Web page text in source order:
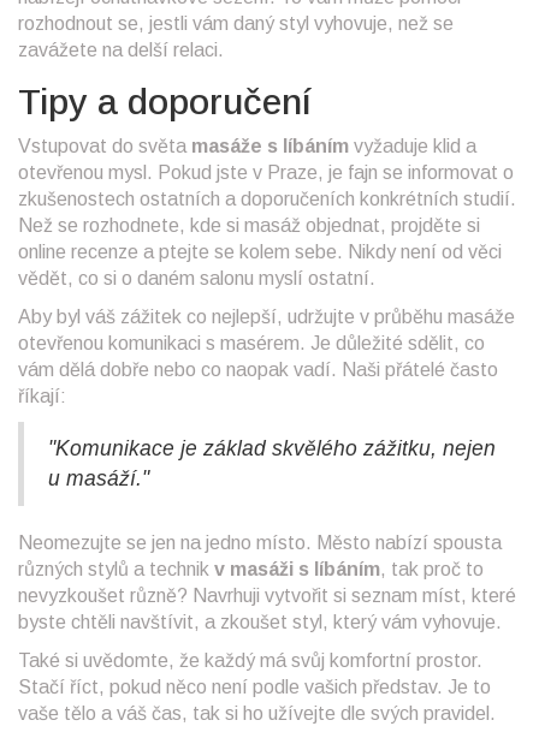
rozhodnout se, jestli vám daný styl vyhovuje, než se
zavážete na delší relaci.
Tipy a doporučení
Vstupovat do světa masáže s líbáním vyžaduje klid a
otevřenou mysl. Pokud jste v Praze, je fajn se informovat o
zkušenostech ostatních a doporučeních konkrétních studií.
Než se rozhodnete, kde si masáž objednat, projděte si
online recenze a ptejte se kolem sebe. Nikdy není od věci
vědět, co si o daném salonu myslí ostatní.
Aby byl váš zážitek co nejlepší, udržujte v průběhu masáže
otevřenou komunikaci s masérem. Je důležité sdělit, co
vám dělá dobře nebo co naopak vadí. Naši přátelé často
říkají:
"Komunikace je základ skvělého zážitku, nejen
u masáží."
Neomezujte se jen na jedno místo. Město nabízí spousta
různých stylů a technik v masáži s líbáním, tak proč to
nevyzkoušet různě? Navrhuji vytvořit si seznam míst, které
byste chtěli navštívit, a zkoušet styl, který vám vyhovuje.
Také si uvědomte, že každý má svůj komfortní prostor.
Stačí říct, pokud něco není podle vašich představ. Je to
vaše tělo a váš čas, tak si ho užívejte dle svých pravidel.